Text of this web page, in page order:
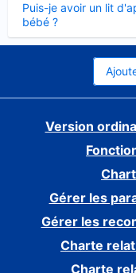
Puis-je avoir un lit
bébé ?
fermé
Version
Gérer les
Gérer les
Charte
Charte